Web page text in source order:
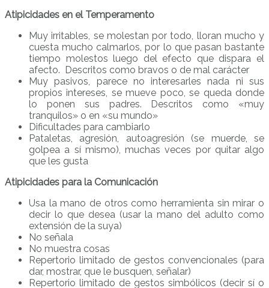
Atipicidades en el Temperamento
Muy irritables, se molestan por todo, lloran mucho y
cuesta mucho calmarlos, por lo que pasan bastante
tiempo molestos luego del efecto que dispara el
afecto. Descritos como bravos o de mal carácter
Muy pasivos, parece no interesarles nada ni sus
propios intereses, se mueve poco, se queda donde
lo ponen sus padres. Descritos como «muy
tranquilos» o en «su mundo»
Dificultades para cambiarlo
Pataletas, agresión, autoagresión (se muerde, se
golpea a sí mismo), muchas veces por quitar algo
que les gusta
Atipicidades para la Comunicación
Usa la mano de otros como herramienta sin mirar o
decir lo que desea (usar la mano del adulto como
extensión de la suya)
No señala
No muestra cosas
Repertorio limitado de gestos convencionales (para
dar, mostrar, que le busquen, señalar)
Repertorio limitado de gestos simbólicos (decir sí o